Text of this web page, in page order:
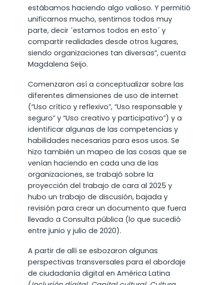
estábamos haciendo algo valioso. Y permitió
unificarnos mucho, sentirnos todos muy
parte, decir ´estamos todos en esto´ y
compartir realidades desde otros lugares,
siendo organizaciones tan diversas”, cuenta
Magdalena Seijo.
Comenzaron así a conceptualizar sobre las
diferentes dimensiones de uso de internet
(“Uso crítico y reflexivo”, “Uso responsable y
seguro” y “Uso creativo y participativo”) y a
identificar algunas de las competencias y
habilidades necesarias para esos usos. Se
hizo también un mapeo de las cosas que se
venían haciendo en cada una de las
organizaciones, se trabajó sobre la
proyección del trabajo de cara al 2025 y
hubo un trabajo de discusión, bajada y
revisión para crear un documento que fuera
llevado a Consulta pública (lo que sucedió
entre junio y julio de 2020).
A partir de allí se esbozaron algunas
perspectivas transversales para el abordaje
de ciudadanía digital en América Latina